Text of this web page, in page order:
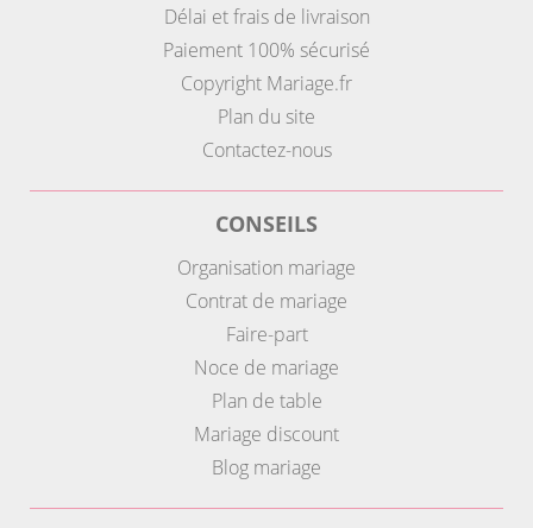
Délai et frais de livraison
Paiement 100% sécurisé
Copyright Mariage.fr
Plan du site
Contactez-nous
CONSEILS
Organisation mariage
Contrat de mariage
Faire-part
Noce de mariage
Plan de table
Mariage discount
Blog mariage